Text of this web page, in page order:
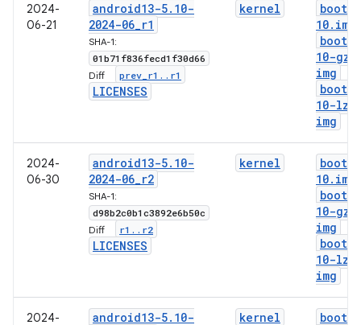
2024-
06-21
android13-5. 10-
2024-06_r1
SHA-1:
01b71f836fecd1f30d66
Diff: prev r1 . . r1
LICENSES
kernel
boot-5
10. img
boot-5
10-gz
img
boot-5
10-lz4
img
2024-
06-30
android13-5. 10-
2024-06_r2
SHA-1:
d98b2c0b1c3892e6b50c
Diff: r1 . . r2
LICENSES
kernel
boot-5
10. img
boot-5
10-gz
img
boot-5
10-lz4
img
2024-
android13-5. 10-
kernel
boot-5